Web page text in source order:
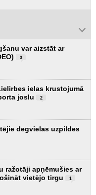
var aizstāt ar
3
ielas krustojumā
joslu
2
degvielas uzpildes
ražotāji apņēmušies ar
vietējo tirgu
1